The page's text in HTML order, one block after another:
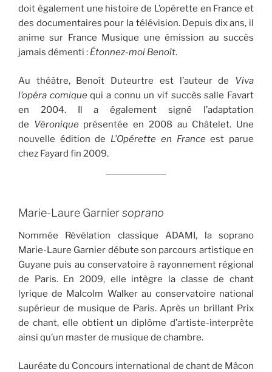
doit également une histoire de L’opérette en France et
des documentaires pour la télévision. Depuis dix ans, il
anime sur France Musique une émission au succès
jamais démenti : Étonnez-moi Benoît.
Au théâtre, Benoît Duteurtre est l’auteur de Viva
l’opéra comiquequi a connu un vif succès salle Favart
en 2004. Il a également signé l’adaptation
de Véroniqueprésentée en 2008 au Châtelet. Une
nouvelle édition de L’Opérette en Franceest parue
chez Fayard fin 2009.
Marie-Laure Garniersoprano
Nommée Révélation classique ADAMI, la soprano
Marie-Laure Garnier débute son parcours artistique en
Guyane puis au conservatoire à rayonnement régional
de Paris. En 2009, elle intègre la classe de chant
lyrique de Malcolm Walker au conservatoire national
supérieur de musique de Paris. Après un brillant Prix
de chant, elle obtient un diplôme d’artiste-interprète
ainsi qu’un master de musique de chambre.
Lauréate du Concours international de chant de Mâcon